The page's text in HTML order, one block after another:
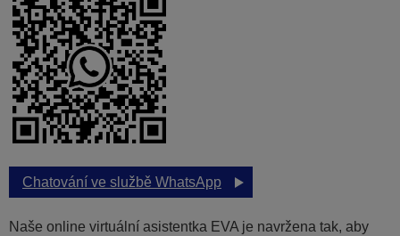
Chatování ve službě WhatsApp
Naše online virtuální asistentka EVA je navržena tak, aby